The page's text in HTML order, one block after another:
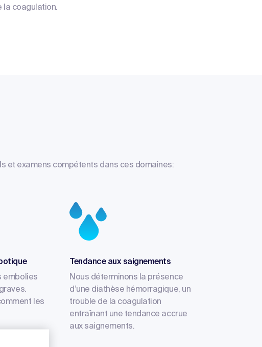
la coagulation.
et examens compétents dans ces domaines:
embolies
les
Tendance aux saignements
Nous déterminons la présence
d’une diathèse hémorragique, un
trouble de la coagulation
entraînant une tendance accrue
aux saignements.